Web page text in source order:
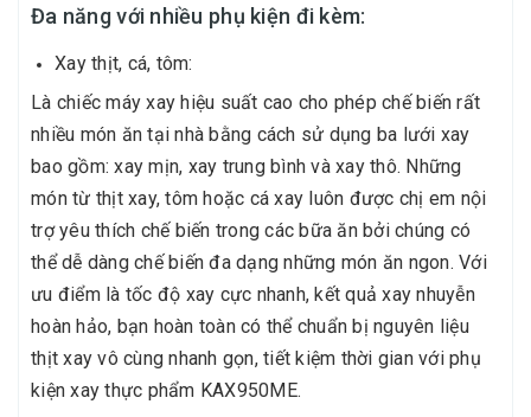
Đa năng với nhiều phụ kiện đi kèm:
Xay thịt, cá, tôm:
Là chiếc máy xay hiệu suất cao cho phép chế biến rất
nhiều món ăn tại nhà bằng cách sử dụng ba lưới xay
bao gồm: xay mịn, xay trung bình và xay thô. Những
món từ thịt xay, tôm hoặc cá xay luôn được chị em nội
trợ yêu thích chế biến trong các bữa ăn bởi chúng có
thể dễ dàng chế biến đa dạng những món ăn ngon. Với
ưu điểm là tốc độ xay cực nhanh, kết quả xay nhuyễn
hoàn hảo, bạn hoàn toàn có thể chuẩn bị nguyên liệu
thịt xay vô cùng nhanh gọn, tiết kiệm thời gian với phụ
kiện xay thực phẩm KAX950ME.